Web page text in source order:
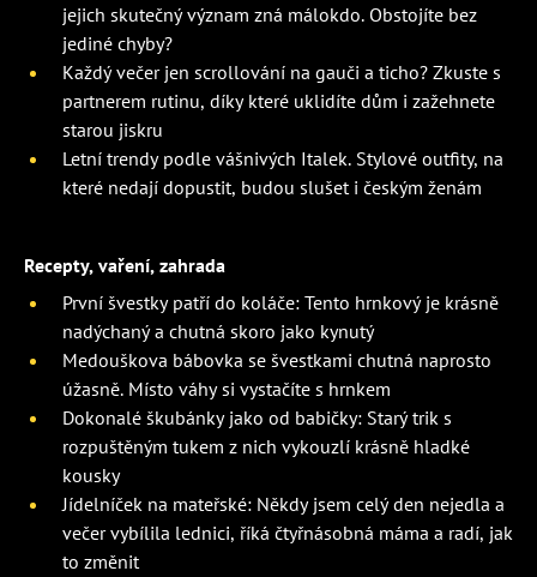
jejich skutečný význam zná málokdo. Obstojíte bez
jediné chyby?
Každý večer jen scrollování na gauči a ticho? Zkuste s
partnerem rutinu, díky které uklidíte dům i zažehnete
starou jiskru
Letní trendy podle vášnivých Italek. Stylové outfity, na
které nedají dopustit, budou slušet i českým ženám
Recepty, vaření, zahrada
První švestky patří do koláče: Tento hrnkový je krásně
nadýchaný a chutná skoro jako kynutý
Medouškova bábovka se švestkami chutná naprosto
úžasně. Místo váhy si vystačíte s hrnkem
Dokonalé škubánky jako od babičky: Starý trik s
rozpuštěným tukem z nich vykouzlí krásně hladké
kousky
Jídelníček na mateřské: Někdy jsem celý den nejedla a
večer vybílila lednici, říká čtyřnásobná máma a radí, jak
to změnit